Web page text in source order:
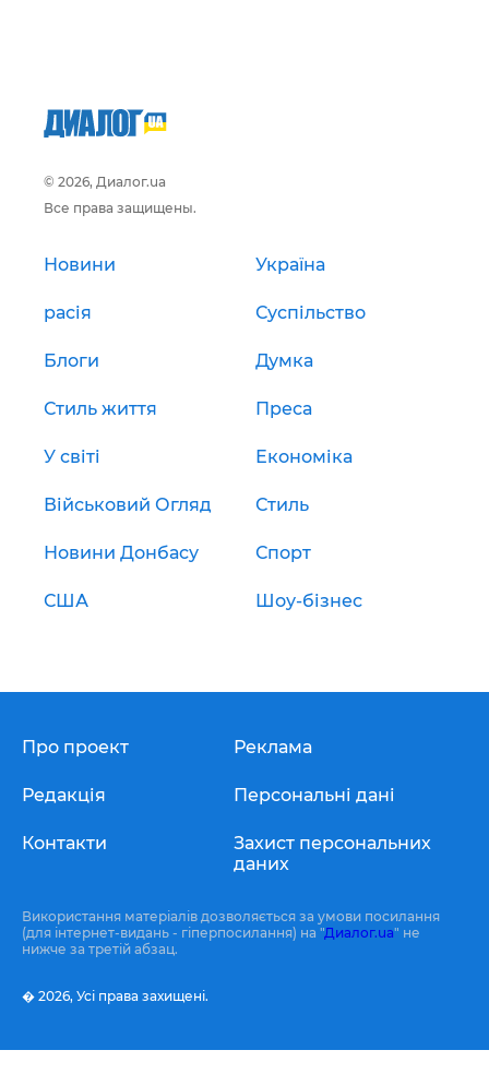
© 2026, Диалог.ua
Все права защищены.
Новини Україна
расія Суспільство
Блоги Думка
Стиль життя Преса
У світі Економіка
Військовий Огляд Стиль
Новини Донбасу Спорт
США Шоу-бізнес
Про проект
Редакція
Контакти
Реклама
Персональні дані
Захист персональних
даних
Використання матеріалів дозволяється за умови посилання
(для інтернет-видань - гіперпосилання) на "Диалог.ua" не
нижче за третій абзац.
� 2026, Усі права захищені.